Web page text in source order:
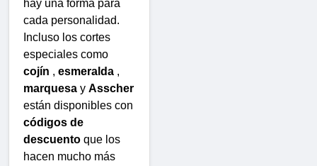
hay una forma para
cada personalidad.
Incluso los cortes
especiales como
cojín , esmeralda ,
marquesa y Asscher
están disponibles con
códigos de
descuento que los
hacen mucho más